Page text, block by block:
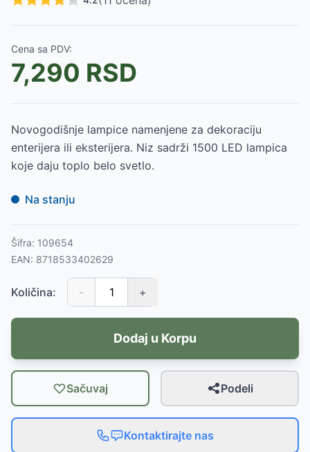
Cena sa PDV:
7,290 RSD
Novogodišnje lampice namenjene za dekoraciju
enterijera ili eksterijera. Niz sadrži 1500 LED lampica
koje daju toplo belo svetlo.
Na stanju
Šifra: 109654
EAN: 8718533402629
Količina: - +
Dodaj u Korpu
Sačuvaj Podeli
Kontaktirajte nas